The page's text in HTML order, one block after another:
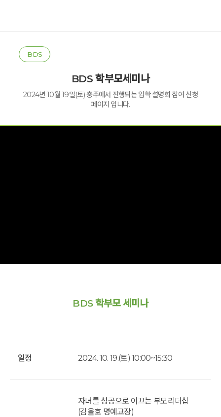
BDS
BDS 학부모세미나
2024년 10월 19일(토) 충주에서 진행되는 입학 설명회 참여 신청
페이지 입니다.
BDS 학부모 세미나
일정 2024. 10. 19.(토) 10:00~15:30
자녀를 성공으로 이끄는 부모리더십
(김을호 명예교장)